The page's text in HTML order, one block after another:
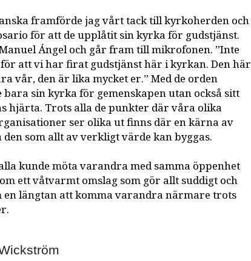
framförde jag vårt tack till kyrkoherden och
för att de upplåtit sin kyrka för gudstjänst.
Ángel och går fram till mikrofonen. ”Inte
att vi har firat gudstjänst här i kyrkan. Den här
vår, den är lika mycket er.” Med de orden
bara sin kyrka för gemenskapen utan också sitt
hjärta. Trots alla de punkter där våra olika
ser olika ut finns där en kärna av
som allt av verkligt värde kan byggas.
kunde möta varandra med samma öppenhet
ett våtvarmt omslag som gör allt suddigt och
en längtan att komma varandra närmare trots